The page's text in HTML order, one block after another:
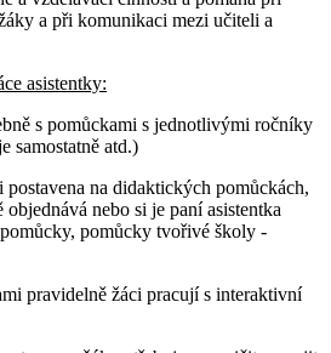
a při komunikaci mezi učiteli a
asistentky:
s pomůckami s jednotlivými ročníky
samostatně atd.)
postavena na didaktických pomůckách,
objednává nebo si je paní asistentka
pomůcky tvořivé školy -
pravidelně žáci pracují s interaktivní